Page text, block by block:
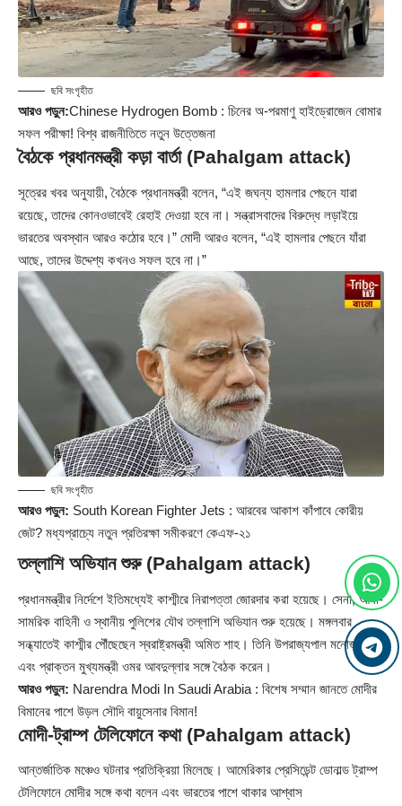
ছবি সংগৃহীত
আরও পড়ুন:Chinese Hydrogen Bomb : চিনের অ-পরমাণু হাইড্রোজেন বোমার
সফল পরীক্ষা! বিশ্ব রাজনীতিতে নতুন উত্তেজনা
বৈঠকে প্রধানমন্ত্রী কড়া বার্তা (Pahalgam attack)
সূত্রের খবর অনুযায়ী, বৈঠকে প্রধানমন্ত্রী বলেন, “এই জঘন্য হামলার পেছনে যারা
রয়েছে, তাদের কোনওভাবেই রেহাই দেওয়া হবে না। সন্ত্রাসবাদের বিরুদ্ধে লড়াইয়ে
ভারতের অবস্থান আরও কঠোর হবে।” মোদী আরও বলেন, “এই হামলার পেছনে যাঁরা
আছে, তাদের উদ্দেশ্য কখনও সফল হবে না।”
ছবি সংগৃহীত
আরও পড়ুন: South Korean Fighter Jets : আরবের আকাশ কাঁপাবে কোরীয়
জেট? মধ্যপ্রাচ্যে নতুন প্রতিরক্ষা সমীকরণে কেএফ-২১
তল্লাশি অভিযান শুরু (Pahalgam attack)
প্রধানমন্ত্রীর নির্দেশে ইতিমধ্যেই কাশ্মীরে নিরাপত্তা জোরদার করা হয়েছে। সেনা, আধা-
সামরিক বাহিনী ও স্থানীয় পুলিশের যৌথ তল্লাশি অভিযান শুরু হয়েছে। মঙ্গলবার
সন্ধ্যাতেই কাশ্মীর পৌঁছেছেন স্বরাষ্ট্রমন্ত্রী অমিত শাহ। তিনি উপরাজ্যপাল মনোজ সিং
এবং প্রাক্তন মুখ্যমন্ত্রী ওমর আবদুল্লার সঙ্গে বৈঠক করেন।
আরও পড়ুন: Narendra Modi In Saudi Arabia : বিশেষ সম্মান জানতে মোদীর
বিমানের পাশে উড়ল সৌদি বায়ুসেনার বিমান!
মোদী-ট্রাম্প টেলিফোনে কথা (Pahalgam attack)
আন্তর্জাতিক মঞ্চেও ঘটনার প্রতিক্রিয়া মিলেছে। আমেরিকার প্রেসিডেন্ট ডোনাল্ড ট্রাম্প
টেলিফোনে মোদীর সঙ্গে কথা বলেন এবং ভারতের পাশে থাকার আশ্বাস